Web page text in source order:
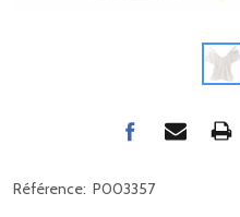
Référence: P003357